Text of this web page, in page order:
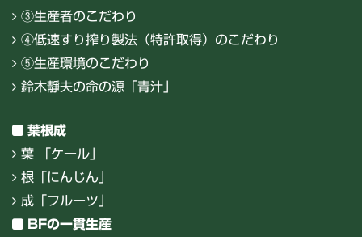
③生産者のこだわり
④低速すり搾り製法（特許取得）のこだわり
⑤生産環境のこだわり
鈴木靜夫の命の源「青汁」
葉根成
葉 「ケール」
根「にんじん」
成「フルーツ」
BFの一貫生産